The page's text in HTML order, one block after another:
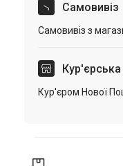
Самовивіз
Самовивіз з
Кур'єром Нової